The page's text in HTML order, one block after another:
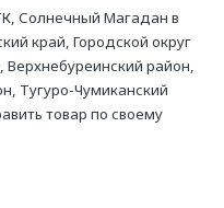
Солнечный Магадан в
край, Городской округ
район,
Тугуро-Чумиканский
товар по своему